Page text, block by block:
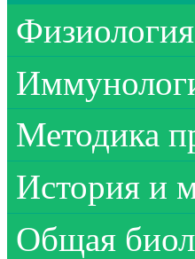
Методика
История и
Общая